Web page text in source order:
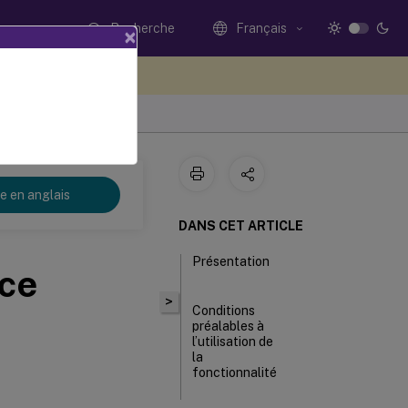
Recherche Français
en anglais
>
DANS CET ARTICLE
Présentation
Conditions
préalables à
l’utilisation de
la
fonctionnalité
×